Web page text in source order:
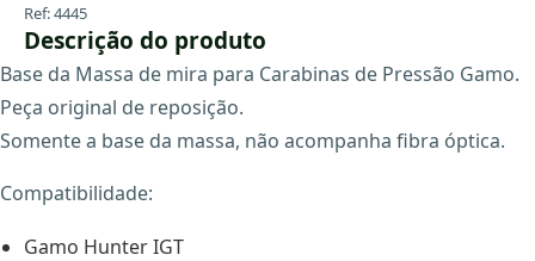
Ref: 4445
Descrição do produto
Base da Massa de mira para Carabinas de Pressão Gamo.
Peça original de reposição.
Somente a base da massa, não acompanha fibra óptica.
Compatibilidade:
Gamo Hunter IGT